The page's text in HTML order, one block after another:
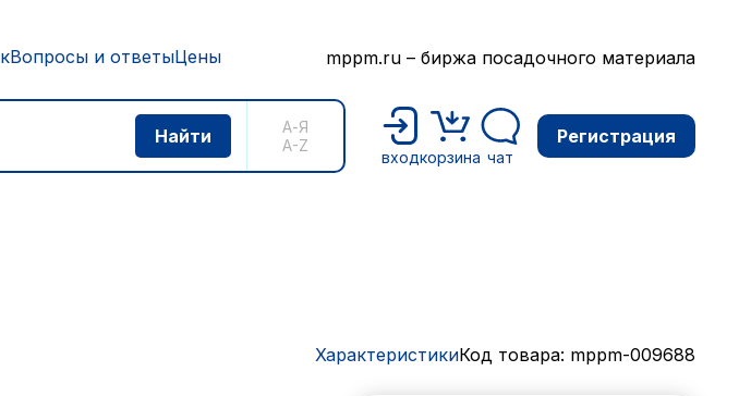
Вопросы и ответыЦены mppm.ru – биржа посадочного материала
А-Я
A-Z
входкорзина чат
Регистрация
ХарактеристикиКод товара: mppm-009688